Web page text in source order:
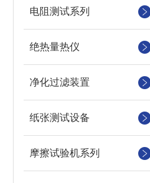
电阻测试系列
绝热量热仪
净化过滤装置
纸张测试设备
摩擦试验机系列